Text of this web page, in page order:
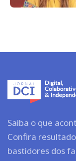
Saiba o que
Confira
bastidores dos